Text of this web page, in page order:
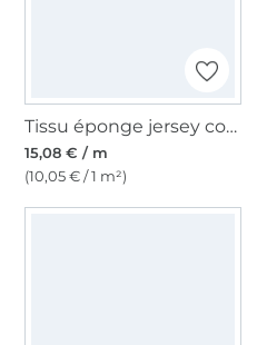
Tissu éponge jersey coton, moutarde
15,08 € / m
(10,05 € / 1 m²)